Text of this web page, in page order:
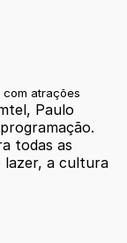
atrações
Paulo
todas as
lazer, a cultura